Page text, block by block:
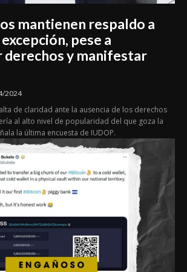
mantienen respaldo a
pese a
derechos y manifestar
2024
de claridad ante la ausencia de los derechos
al alto nivel de popularidad del que goza la
la última encuesta de IUDOP.